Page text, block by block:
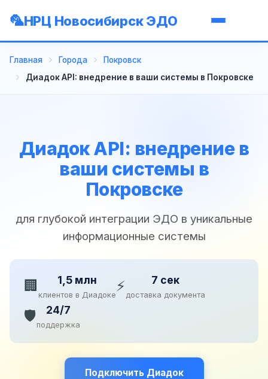
НРЦ Новосибирск ЭДО
Главная Города
Покровск
Диадок API: внедрение в ваши системы в Покровске
Диадок API: внедрение в
ваши системы в
Покровске
для глубокой интеграции ЭДО в уникальные
информационные системы
🏢 1,5 млн
клиентов в Диадоке⚡ 7 сек
доставка документа
🛡️ 24/7
поддержка
Подключить Диадок